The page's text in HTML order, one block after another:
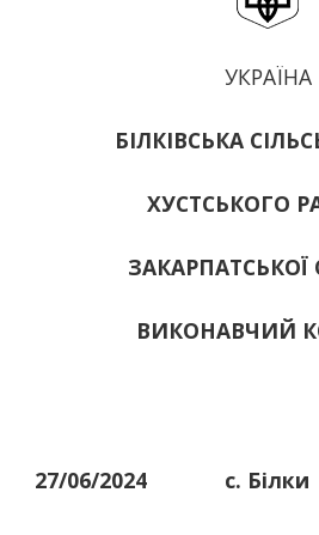
УКРАЇНА
БІЛКІВСЬКА
ХУСТСЬКОГО
ЗАКАРПАТСЬКОЇ
ВИКОНАВЧИЙ
27/06/2024 с. Білки